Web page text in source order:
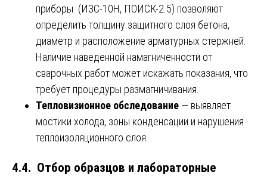
приборы (ИЗС-10Н, ПОИСК-2.5) позволяют
определить толщину защитного слоя бетона,
диаметр и расположение арматурных стержней.
Наличие наведенной намагниченности от
сварочных работ может искажать показания, что
требует процедуры размагничивания.
Тепловизионное обследование — выявляет
мостики холода, зоны конденсации и нарушения
теплоизоляционного слоя.
4.4. Отбор образцов и лабораторные